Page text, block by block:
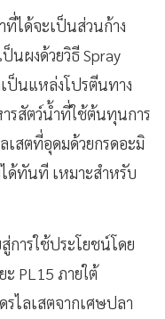
ที่ได้จะเป็นส่วนก้าง
นผงด้วยวิธี Spray
ป็นแหล่งโปรตีนทาง
รสัตว์น้ำที่ใช้ต้นทุนการ
เสตที่อุดมด้วยกรดอะมิ
ด้ทันที เหมาะสำหรับ
การใช้ประโยชน์โดย
PL15 ภายใต้
รไลเสตจากเศษปลา